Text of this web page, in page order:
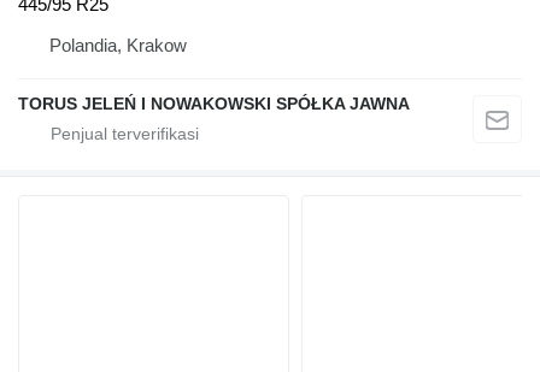
Polandia, Krakow
TORUS JELEŃ I NOWAKOWSKI SPÓŁKA JAWNA